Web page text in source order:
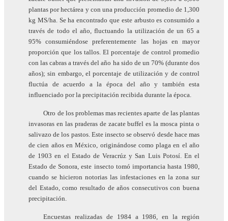
plantas por hectárea y con una producción promedio de 1,300
kg MS/ha. Se ha encontrado que este arbusto es consumido a
través de todo el año, fluctuando la utilización de un 65 a
95% consumiéndose preferentemente las hojas en mayor
proporción que los tallos. El porcentaje de control promedio
con las cabras a través del año ha sido de un 70% (durante dos
años); sin embargo, el porcentaje de utilización y de control
fluctúa de acuerdo a la época del año y también esta
influenciado por la precipitación recibida durante la época.
Otro de los problemas mas recientes aparte de las plantas
invasoras en las praderas de zacate buffel es la mosca pinta o
salivazo de los pastos. Este insecto se observó desde hace mas
de cien años en México, originándose como plaga en el año
de 1903 en el Estado de Veracrúz y San Luis Potosí. En el
Estado de Sonora, este insecto tomó importancia hasta 1980,
cuando se hicieron notorias las infestaciones en la zona sur
del Estado, como resultado de años consecutivos con buena
precipitación.
Encuestas realizadas de 1984 a 1986, en la región